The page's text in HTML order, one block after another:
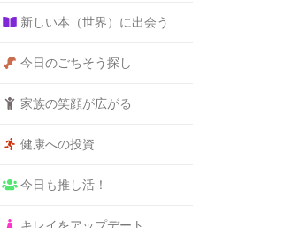
新しい本（世界）に出会う
今日のごちそう探し
家族の笑顔が広がる
健康への投資
今日も推し活！